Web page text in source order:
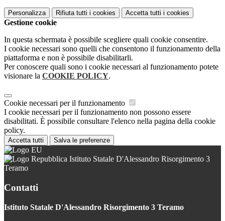
Personalizza Rifiuta tutti i cookies Accetta tutti i cookies
Gestione cookie
In questa schermata è possibile scegliere quali cookie consentire.
I cookie necessari sono quelli che consentono il funzionamento della
piattaforma e non è possibile disabilitarli.
Per conoscere quali sono i cookie necessari al funzionamento potete
visionare la COOKIE POLICY.
Cookie necessari per il funzionamento
I cookie necessari per il funzionamento non possono essere
disabilitati. È possibile consultare l'elenco nella pagina della cookie
policy.
Accetta tutti Salva le preferenze
Istituto Statale D'Alessandro Risorgimento 3
Teramo
Contatti
Istituto Statale D'Alessandro Risorgimento 3 Teramo